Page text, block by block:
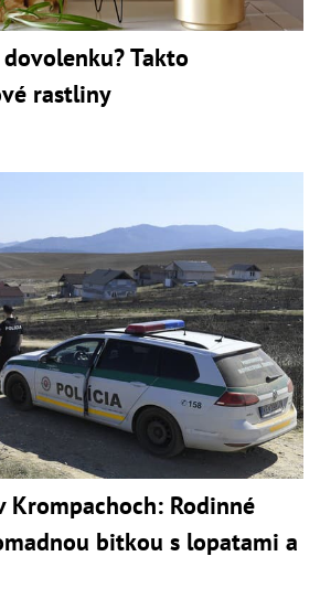
Takto
rastliny
Krompachoch: Rodinné
bitkou s lopatami a